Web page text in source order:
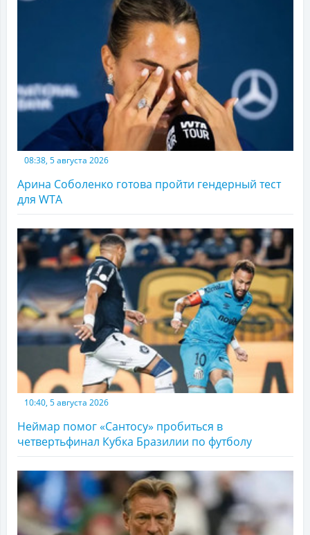
08:38, 5 августа 2026
Арина Соболенко готова пройти гендерный тест
для WTA
10:40, 5 августа 2026
Неймар помог «Сантосу» пробиться в
четвертьфинал Кубка Бразилии по футболу